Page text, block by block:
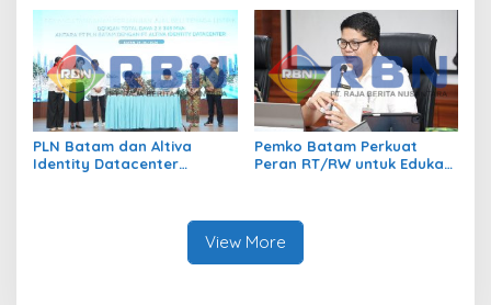
Pembangunan
PLN Batam dan Altiva
Identity Datacenter
Pemko Batam Perkuat
Peran RT/RW untuk Edukasi
View More